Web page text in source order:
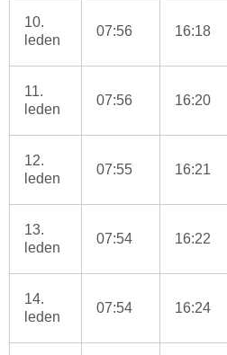
10.
leden
07:56 16:18
11.
leden
07:56 16:20
12.
leden
07:55 16:21
13.
leden
07:54 16:22
14.
leden
07:54 16:24